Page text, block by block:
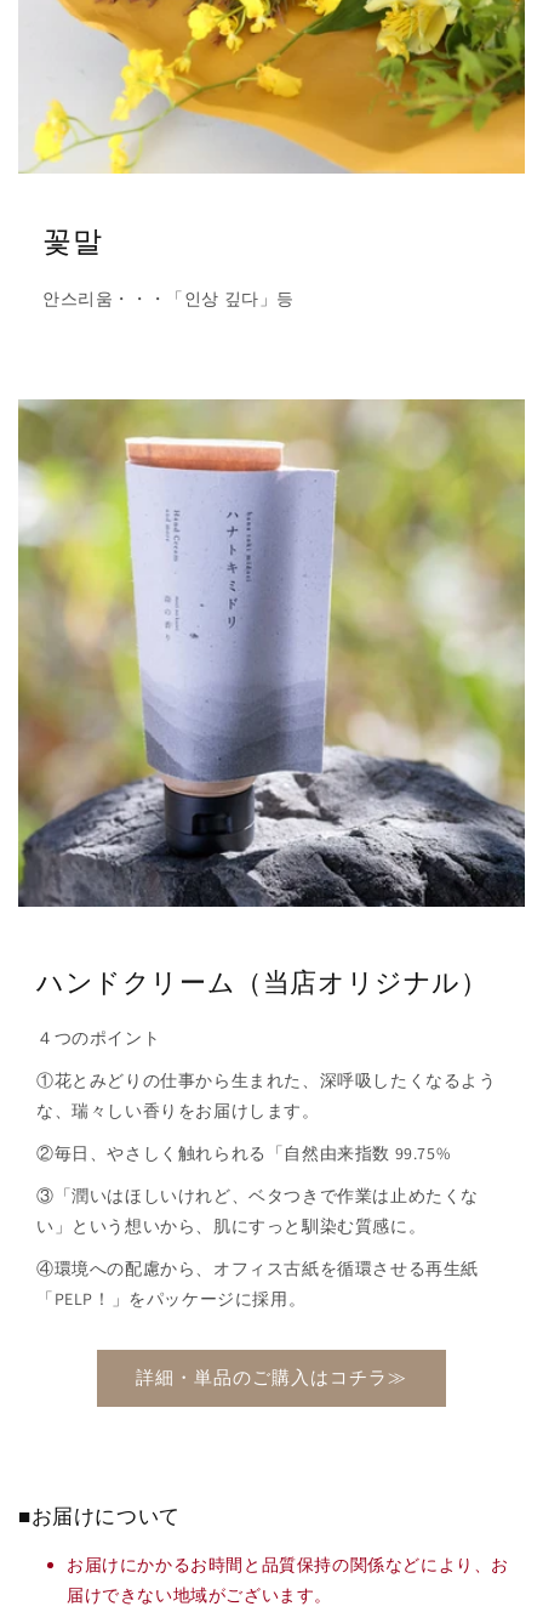
꽃말
안스리움・・・「인상 깊다」등
ハンドクリーム（当店オリジナル）
４つのポイント
①花とみどりの仕事から生まれた、深呼吸したくなるよう
な、瑞々しい香りをお届けします。
②毎日、やさしく触れられる「自然由来指数 99.75%
③「潤いはほしいけれど、ベタつきで作業は止めたくな
い」という想いから、肌にすっと馴染む質感に。
④環境への配慮から、オフィス古紙を循環させる再生紙
「PELP！」をパッケージに採用。
詳細・単品のご購入はコチラ≫
■お届けについて
お届けにかかるお時間と品質保持の関係などにより、お
届けできない地域がございます。